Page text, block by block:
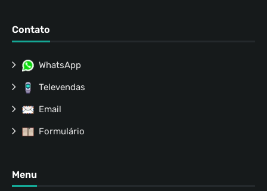
Contato
WhatsApp
Televendas
Email
Formulário
Menu